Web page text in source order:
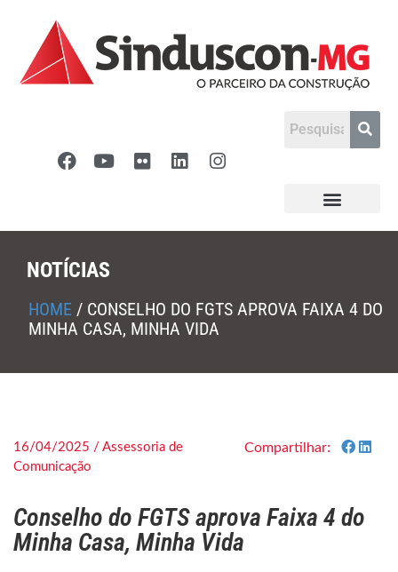
NOTÍCIAS
HOME / CONSELHO DO FGTS APROVA FAIXA 4 DO
MINHA CASA, MINHA VIDA
16/04/2025 / Assessoria de
Comunicação
Compartilhar:
Conselho do FGTS aprova Faixa 4 do
Minha Casa, Minha Vida